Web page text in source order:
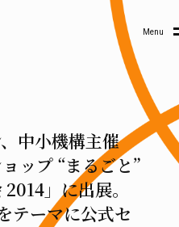
Menu
中小機構主催
ップ “まるごと”
」に出展。
テーマに公式セ